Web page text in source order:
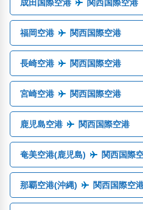
成田国際空港 関西国際空港
福岡空港 関西国際空港
長崎空港 関西国際空港
宮崎空港 関西国際空港
鹿児島空港 関西国際空港
奄美空港(鹿児島) 関西国際
那覇空港(沖縄) 関西国際空